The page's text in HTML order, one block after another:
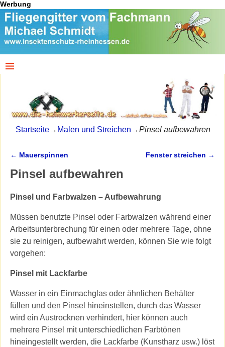
Werbung
Startseite→ Malen und Streichen →Pinsel aufbewahren
← Mauerspinnen Fenster streichen →
Pinsel aufbewahren
Pinsel und Farbwalzen – Aufbewahrung
Müssen benutzte Pinsel oder Farbwalzen während einer
Arbeitsunterbrechung für einen oder mehrere Tage, ohne
sie zu reinigen, aufbewahrt werden, können Sie wie folgt
vorgehen:
Pinsel mit Lackfarbe
Wasser in ein Einmachglas oder ähnlichen Behälter
füllen und den Pinsel hineinstellen, durch das Wasser
wird ein Austrocknen verhindert, hier können auch
mehrere Pinsel mit unterschiedlichen Farbtönen
hineingestellt werden, die Lackfarbe (Kunstharz usw.) löst